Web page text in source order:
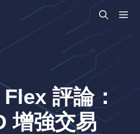
評論：
增強交易